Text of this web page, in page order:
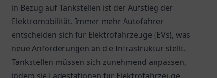
in Bezug auf Tankstellen ist der Aufstieg der
Elektromobilität. Immer mehr Autofahrer
entscheiden sich für Elektrofahrzeuge (EVs), was
neue Anforderungen an die Infrastruktur stellt.
Tankstellen müssen sich zunehmend anpassen,
indem sie Ladestationen für Elektrofahrzeuge